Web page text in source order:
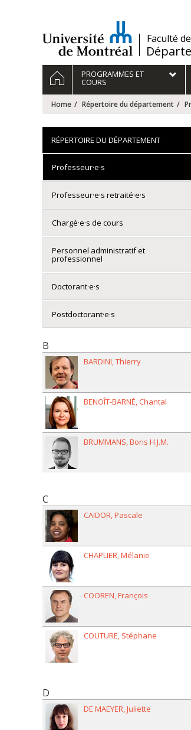
/Faculté
Navigation
principale
HOMEPROGRAMMES ET
COURS
Home Répertoire du département
RÉPERTOIRE DU DÉPARTEMENT
Professeur·e·s
Professeur·e·s retraité·e·s
Chargé·e·s de cours
Personnel administratif et
professionnel
Doctorant·e·s
Postdoctorant·e·s
B
BARDINI Thierry
BENOÎT-BARNÉ Chantal
BRUMMANS Boris H.J.M.
C
CAIDOR Pascale
CHAPLIER Mélanie
COOREN François
COUTURE Stéphane
D
DE MAEYER Juliette